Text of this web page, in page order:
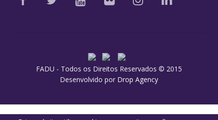
FADU - Todos os Direitos Reservados © 2015
Desenvolvido por Drop Agency